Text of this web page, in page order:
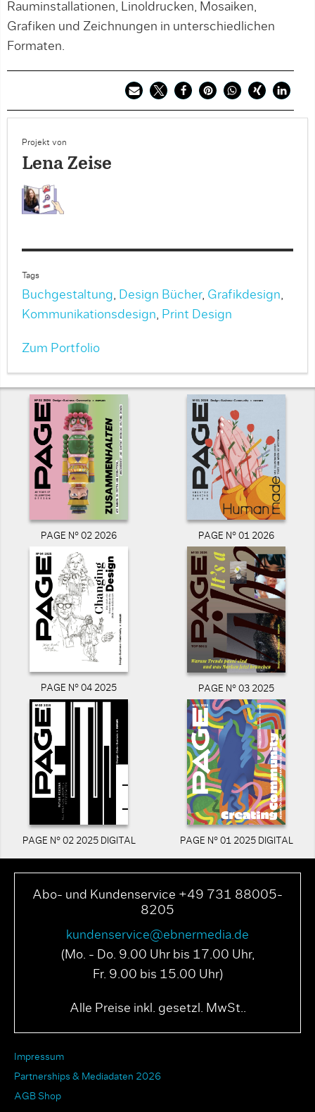
Rauminstallationen, Linoldrucken, Mosaiken,
Grafiken und Zeichnungen in unterschiedlichen
Formaten.
Projekt von
Lena Zeise
Tags
Buchgestaltung, Design Bücher, Grafikdesign,
Kommunikationsdesign, Print Design
Zum Portfolio
PAGE N° 02 2026 PAGE N° 01 2026
PAGE N° 04 2025 PAGE N° 03 2025
PAGE N° 02 2025 DIGITAL PAGE N° 01 2025 DIGITAL
Abo- und Kundenservice +49 731 88005-
8205
kundenservice@ebnermedia.de
(Mo. - Do. 9.00 Uhr bis 17.00 Uhr,
Fr. 9.00 bis 15.00 Uhr)
Alle Preise inkl. gesetzl. MwSt..
Impressum
Partnerships & Mediadaten 2026
AGB Shop